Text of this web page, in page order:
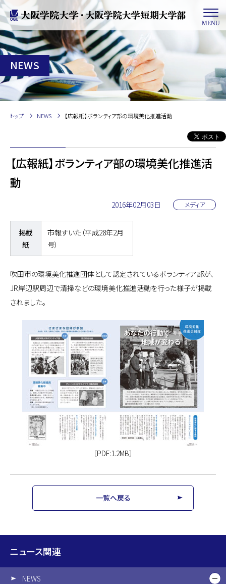
MENU
NEWS
トップ NEWS 【広報紙】ボランティア部の環境美化推進活動
【広報紙】ボランティア部の環境美化推進活
動
2016年02月03日 メディア
掲載
紙
市報すいた（平成28年2月
号）
吹田市の環境美化推進団体として認定されているボランティア部が、
JR岸辺駅周辺で清掃などの環境美化推進活動を行った様子が掲載
されました。
〔PDF:1.2MB〕
一覧へ戻る
ニュース関連
NEWS